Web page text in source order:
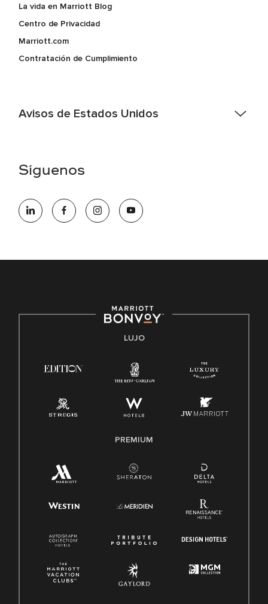
La vida en Marriott Blog
Centro de Privacidad
Marriott.com
Contratación de Cumplimiento
Avisos de Estados Unidos
electrónico hqaffirmativeaction@marriott.com
oportunidades que se compromete a contratar una fuerza
de trabajo diversa y a mantener una cultura inclusiva.
Derecho a trabajar inglés/español
Conozca sus derechos
Ley de licencia familiar y médica (FMLA)
Síguenos
LUJO
PREMIUM